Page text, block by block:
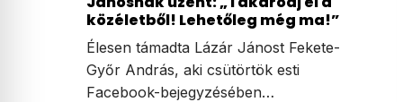
közéletből! Lehetőleg még ma!”
Élesen támadta Lázár Jánost Fekete-
Győr András, aki csütörtök esti
Facebook-bejegyzésében…